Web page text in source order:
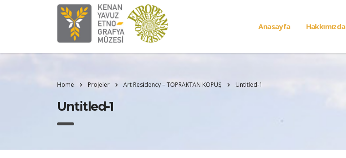
Anasayfa Hakkımızda
Home Projeler Art Residency – TOPRAKTAN KOPUŞ Untitled-1
Untitled-1